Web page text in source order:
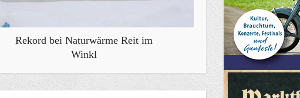
Rekord bei Naturwärme Reit im
Winkl